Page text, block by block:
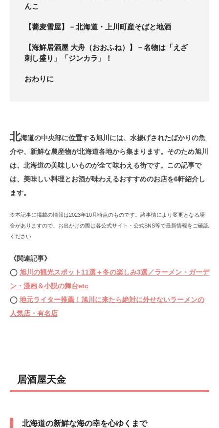
んこ
【蕎麦雪屋】－北海道・上川町産そばと地酒
【海鮮居酒屋 大舟（おおふね）】－名物は「えざ
刺し盛り」「ジンカラ」！
おわりに
北海道の中央部に位置する旭川には、水揚げされたばかりの魚
介や、新鮮な農産物が北海道各地から集まります。そのため旭川
は、北海道の美味しいものが全て味わえる街です。この記事で
は、美味しい料理とお酒が味わえるおすすめのお店を6軒紹介し
ます。
※本記事に掲載の情報は2023年10月時点のものです。諸事情により変更となる場
合がありますので、お出かけの際は各公式サイト・公式SNS等で最新情報をご確認
ください
《関連記事》
◯ 旭川の観光スポット11選＋冬の楽しみ3選／ラーメン・ガーデ
ン・漫画＆小説の舞台etc
◯ 地元ライター推薦！旭川に来たら絶対に外せないラーメンの
人気店・有名店
居酒屋天金
北海道の新鮮な海の幸を心ゆくまで